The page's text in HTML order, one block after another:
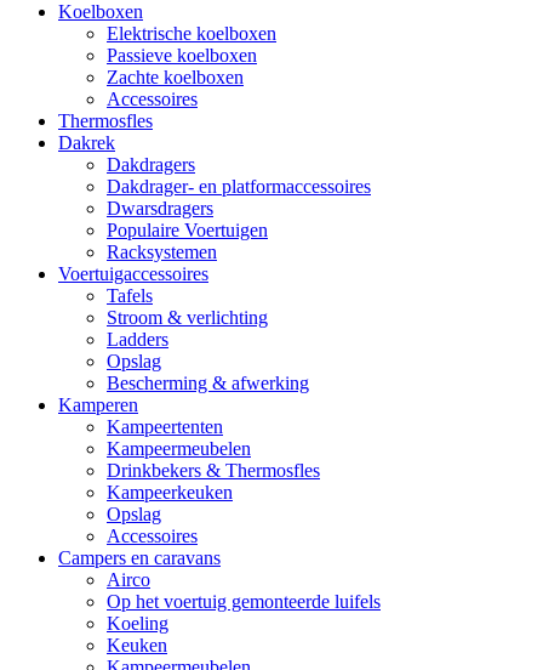
Koelboxen
Elektrische koelboxen
Passieve koelboxen
Zachte koelboxen
Accessoires
Thermosfles
Dakrek
Dakdragers
Dakdrager- en platformaccessoires
Dwarsdragers
Populaire Voertuigen
Racksystemen
Voertuigaccessoires
Tafels
Stroom & verlichting
Ladders
Opslag
Bescherming & afwerking
Kamperen
Kampeertenten
Kampeermeubelen
Drinkbekers & Thermosfles
Kampeerkeuken
Opslag
Accessoires
Campers en caravans
Airco
Op het voertuig gemonteerde luifels
Koeling
Keuken